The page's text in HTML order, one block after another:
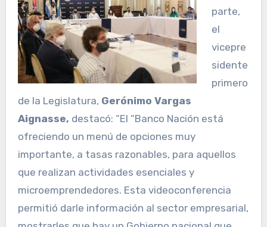
parte,
el
vicepre
sidente
primero
de la Legislatura, Gerónimo Vargas
Aignasse, destacó: “El “Banco Nación está
ofreciendo un menú de opciones muy
importante, a tasas razonables, para aquellos
que realizan actividades esenciales y
microemprendedores. Esta videoconferencia
permitió darle información al sector empresarial,